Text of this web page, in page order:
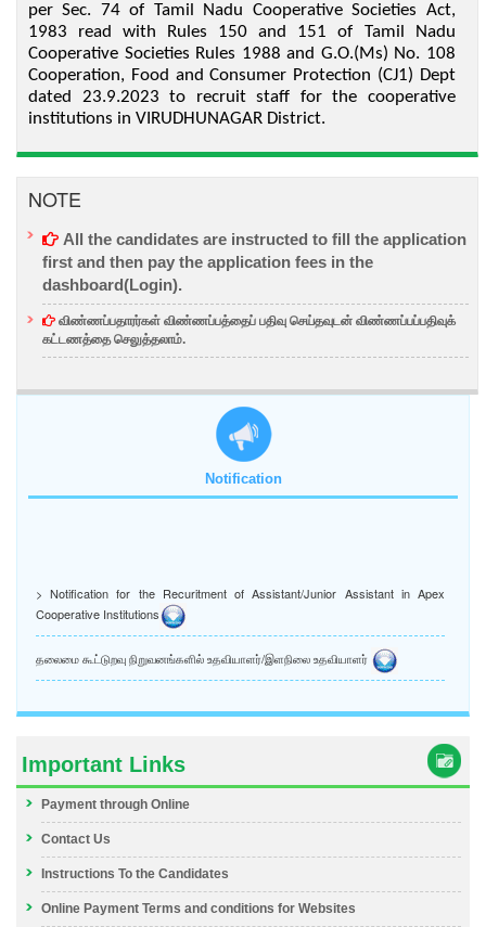
per Sec. 74 of Tamil Nadu Cooperative Societies Act,
1983 read with Rules 150 and 151 of Tamil Nadu
Cooperative Societies Rules 1988 and G.O.(Ms) No. 108
Cooperation, Food and Consumer Protection (CJ1) Dept
dated 23.9.2023 to recruit staff for the cooperative
institutions in VIRUDHUNAGAR District.
NOTE
All the candidates are instructed to fill the application
first and then pay the application fees in the
dashboard(Login).
விண்ணப்பதாரர்கள் விண்ணப்பத்தைப் பதிவு செய்தவுடன் விண்ணப்பப்பதிவுக்
கட்டணத்தை செலுத்தலாம்.
Notification
> Notification for the Recuritment of Assistant/Junior Assistant in Apex
Cooperative Institutions
தலைமை கூட்டுறவு நிறுவனங்களில் உதவியாளர்/இளநிலை உதவியாளர்
Important Links
Payment through Online
Contact Us
Instructions To the Candidates
Online Payment Terms and conditions for Websites